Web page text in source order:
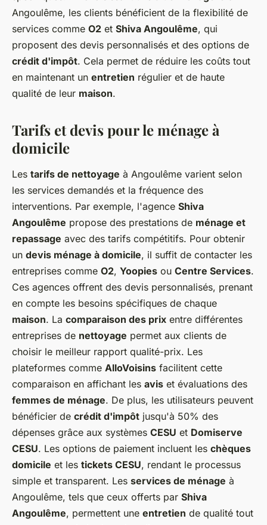
Angoulême, les clients bénéficient de la flexibilité de
services comme O2 et Shiva Angoulême, qui
proposent des devis personnalisés et des options de
crédit d'impôt. Cela permet de réduire les coûts tout
en maintenant un entretien régulier et de haute
qualité de leur maison.
Tarifs et devis pour le ménage à
domicile
Les tarifs de nettoyage à Angoulême varient selon
les services demandés et la fréquence des
interventions. Par exemple, l'agence Shiva
Angoulême propose des prestations de ménage et
repassage avec des tarifs compétitifs. Pour obtenir
un devis ménage à domicile, il suffit de contacter les
entreprises comme O2, Yoopies ou Centre Services.
Ces agences offrent des devis personnalisés, prenant
en compte les besoins spécifiques de chaque
maison. La comparaison des prix entre différentes
entreprises de nettoyage permet aux clients de
choisir le meilleur rapport qualité-prix. Les
plateformes comme AlloVoisins facilitent cette
comparaison en affichant les avis et évaluations des
femmes de ménage. De plus, les utilisateurs peuvent
bénéficier de crédit d'impôt jusqu'à 50% des
dépenses grâce aux systèmes CESU et Domiserve
CESU. Les options de paiement incluent les chèques
domicile et les tickets CESU, rendant le processus
simple et transparent. Les services de ménage à
Angoulême, tels que ceux offerts par Shiva
Angoulême, permettent une entretien de qualité tout